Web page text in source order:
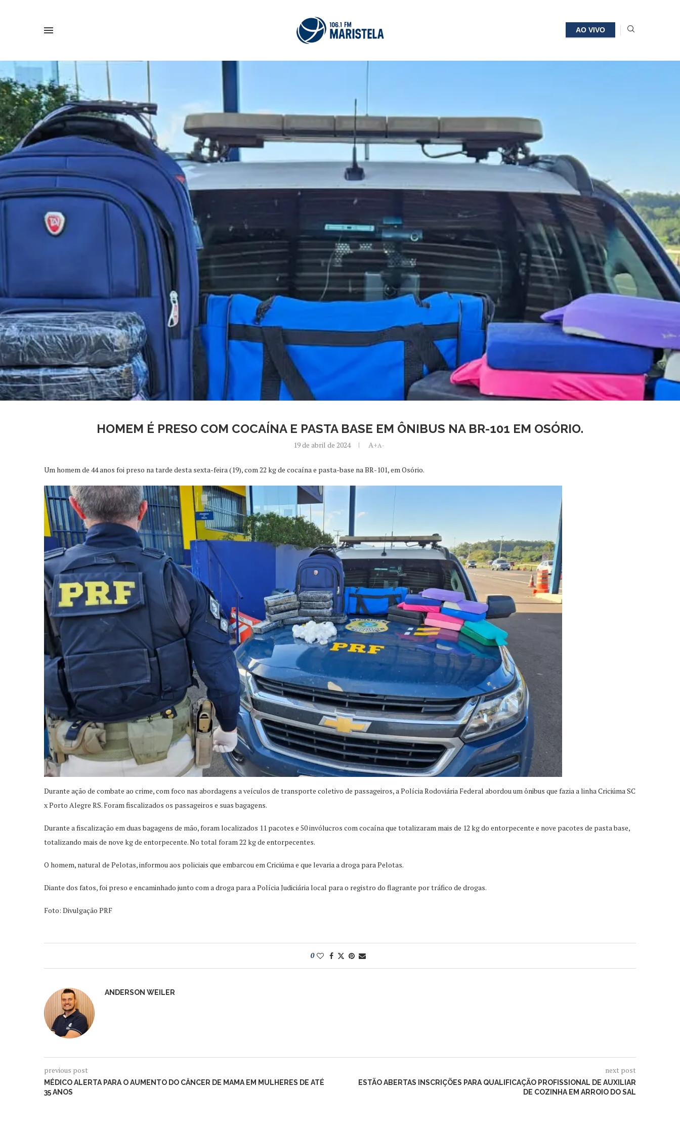
AO VIVO
HOMEM É PRESO COM COCAÍNA E PASTA BASE EM ÔNIBUS NA BR-101 EM OSÓRIO.
19 de abril de 2024 A+A-
Um homem de 44 anos foi preso na tarde desta sexta-feira (19), com 22 kg de cocaína e pasta-base na BR-101, em Osório.
Durante ação de combate ao crime, com foco nas abordagens a veículos de transporte coletivo de passageiros, a Polícia Rodoviária Federal abordou um ônibus que fazia a linha Criciúma SC
x Porto Alegre RS. Foram fiscalizados os passageiros e suas bagagens.
Durante a fiscalização em duas bagagens de mão, foram localizados 11 pacotes e 50 invólucros com cocaína que totalizaram mais de 12 kg do entorpecente e nove pacotes de pasta base,
totalizando mais de nove kg de entorpecente. No total foram 22 kg de entorpecentes.
O homem, natural de Pelotas, informou aos policiais que embarcou em Criciúma e que levaria a droga para Pelotas.
Diante dos fatos, foi preso e encaminhado junto com a droga para a Polícia Judiciária local para o registro do flagrante por tráfico de drogas.
Foto: Divulgação PRF
0
ANDERSON WEILER
previous post
MÉDICO ALERTA PARA O AUMENTO DO CÂNCER DE MAMA EM MULHERES DE ATÉ
35 ANOS
next post
ESTÃO ABERTAS INSCRIÇÕES PARA QUALIFICAÇÃO PROFISSIONAL DE AUXILIAR
DE COZINHA EM ARROIO DO SAL